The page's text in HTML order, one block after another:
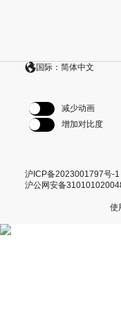
国际：简体中文
减少动画
增加对比度
沪ICP备2023001797号-1
沪公网安备
使